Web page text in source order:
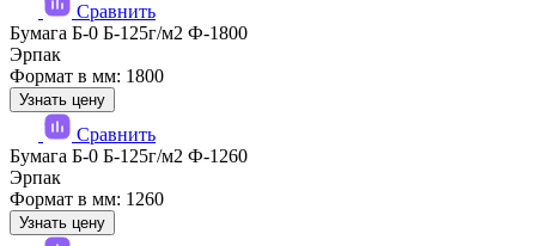
Сравнить
Бумага Б-0 Б-125г/м2 Ф-1800
Эрпак
Формат в мм: 1800
Узнать цену
Сравнить
Бумага Б-0 Б-125г/м2 Ф-1260
Эрпак
Формат в мм: 1260
Узнать цену